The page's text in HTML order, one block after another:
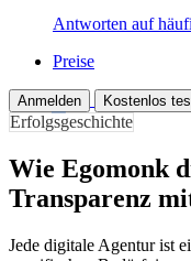
Antworten auf
Preise
Anmelden Kostenlos
Erfolgsgeschichte
Wie Egomonk
Transparenz
Jede digitale Agentur ist